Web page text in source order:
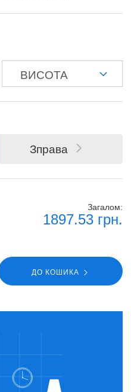
Зправа
Загалом:
1897.53грн.
ДО КОШИКА